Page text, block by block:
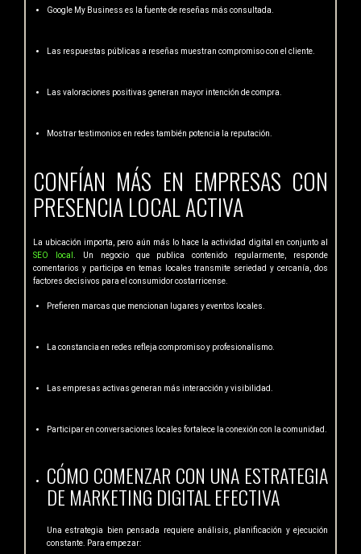
Google My Business es la fuente de reseñas más consultada.
Las respuestas públicas a reseñas muestran compromiso con el cliente.
Las valoraciones positivas generan mayor intención de compra.
Mostrar testimonios en redes también potencia la reputación.
CONFÍAN MÁS EN EMPRESAS CON
PRESENCIA LOCAL ACTIVA
La ubicación importa, pero aún más lo hace la actividad digital en conjunto al
SEO local
. Un negocio que publica contenido regularmente, responde
comentarios y participa en temas locales transmite seriedad y cercanía, dos
factores decisivos para el consumidor costarricense.
Prefieren marcas que mencionan lugares y eventos locales.
La constancia en redes refleja compromiso y profesionalismo.
Las empresas activas generan más interacción y visibilidad.
Participar en conversaciones locales fortalece la conexión con la comunidad.
CÓMO COMENZAR CON UNA ESTRATEGIA
DE MARKETING DIGITAL EFECTIVA
Una estrategia bien pensada requiere análisis, planificación y ejecución
constante. Para empezar: